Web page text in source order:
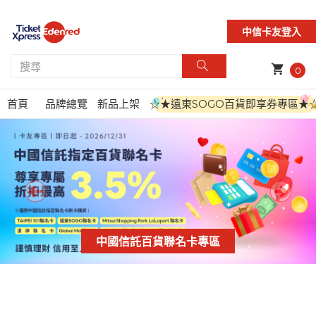
中信卡友登入
shopping_cart 0
首頁 品牌總覽 新品上架 ☆★遠東SOGO百貨即享券專區
中國信託百貨聯名卡專區